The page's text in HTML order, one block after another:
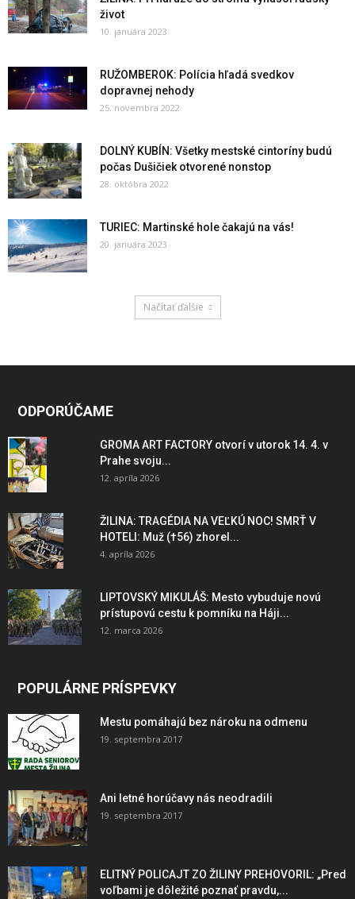
život
10. januára 2023
RUŽOMBEROK: Polícia hľadá svedkov
dopravnej nehody
25. novembra 2022
DOLNÝ KUBÍN: Všetky mestské cintoríny budú
počas Dušičiek otvorené nonstop
28. októbra 2022
TURIEC: Martinské hole čakajú na vás!
20. januára 2023
Načítať ďalšie
ODPORÚČAME
GROMA ART FACTORY otvorí v utorok 14. 4. v
Prahe svoju...
12. apríla 2026
ŽILINA: TRAGÉDIA NA VEĽKÚ NOC! SMRŤ V
HOTELI: Muž (†56) zhorel...
4. apríla 2026
LIPTOVSKÝ MIKULÁŠ: Mesto vybuduje novú
prístupovú cestu k pomníku na Háji...
12. marca 2026
POPULÁRNE PRÍSPEVKY
Mestu pomáhajú bez nároku na odmenu
19. septembra 2017
Ani letné horúčavy nás neodradili
19. septembra 2017
ELITNÝ POLICAJT ZO ŽILINY PREHOVORIL: „Pred
voľbami je dôležité poznať pravdu,...